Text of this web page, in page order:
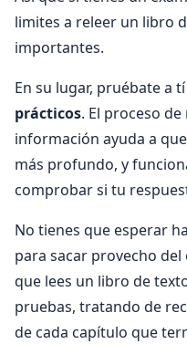
limites a releer un libro
importantes.
En su lugar, pruébate a
prácticos. El proceso
información ayuda a
más profundo, y
comprobar si tu
No tienes que esperar
para sacar provecho
que lees un libro de
pruebas, tratando de
de cada capítulo que